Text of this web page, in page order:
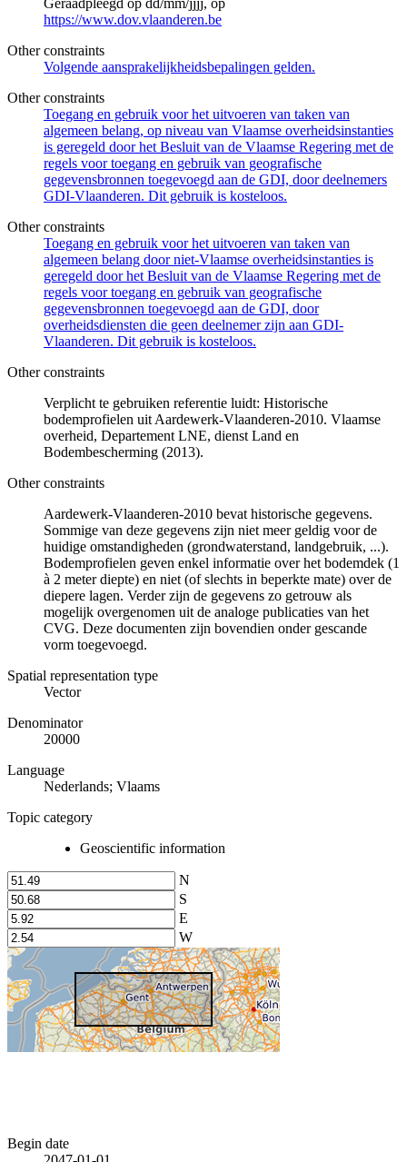
https://www.dov.vlaanderen.be
Other constraints
Volgende aansprakelijkheidsbepalingen gelden.
Other constraints
Toegang en gebruik voor het uitvoeren van taken van
algemeen belang, op niveau van Vlaamse overheidsinstanties
is geregeld door het Besluit van de Vlaamse Regering met de
regels voor toegang en gebruik van geografische
gegevensbronnen toegevoegd aan de GDI, door deelnemers
GDI-Vlaanderen. Dit gebruik is kosteloos.
Other constraints
Toegang en gebruik voor het uitvoeren van taken van
algemeen belang door niet-Vlaamse overheidsinstanties is
geregeld door het Besluit van de Vlaamse Regering met de
regels voor toegang en gebruik van geografische
gegevensbronnen toegevoegd aan de GDI, door
overheidsdiensten die geen deelnemer zijn aan GDI-
Vlaanderen. Dit gebruik is kosteloos.
Other constraints
Verplicht te gebruiken referentie luidt: Historische
bodemprofielen uit Aardewerk-Vlaanderen-2010. Vlaamse
overheid, Departement LNE, dienst Land en
Bodembescherming (2013).
Other constraints
Aardewerk-Vlaanderen-2010 bevat historische gegevens.
Sommige van deze gegevens zijn niet meer geldig voor de
huidige omstandigheden (grondwaterstand, landgebruik, ...).
Bodemprofielen geven enkel informatie over het bodemdek (1
à 2 meter diepte) en niet (of slechts in beperkte mate) over de
diepere lagen. Verder zijn de gegevens zo getrouw als
mogelijk overgenomen uit de analoge publicaties van het
CVG. Deze documenten zijn bovendien onder gescande
vorm toegevoegd.
Spatial representation type
Vector
Denominator
20000
Language
Nederlands; Vlaams
Topic category
Geoscientific information
N
S
E
W
Begin date